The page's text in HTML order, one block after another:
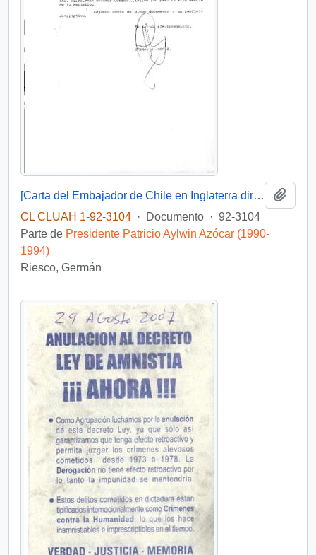
[Carta del Embajador de Chile en Inglaterra dirigida al Jefe de Gabinete Presidencial]
CL CLUAH 1-92-3104 · Documento · 92-3104
Parte de Presidente Patricio Aylwin Azócar (1990-
1994)
Riesco, Germán